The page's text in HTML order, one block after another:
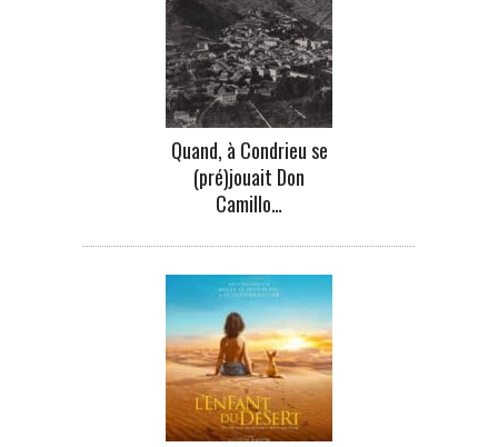
Quand, à Condrieu se
(pré)jouait Don
Camillo…